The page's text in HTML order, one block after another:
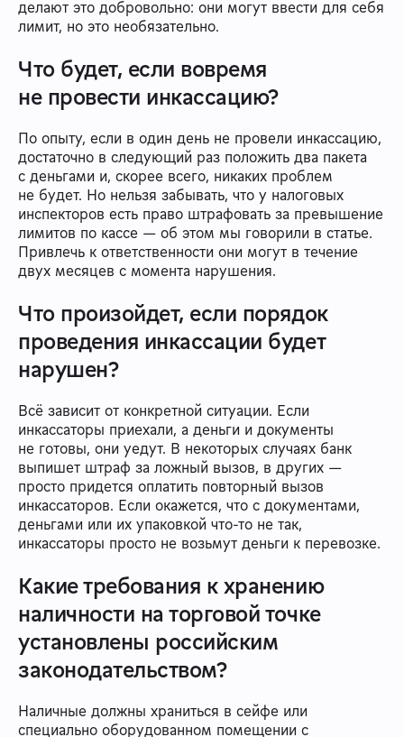
делают это добровольно: они могут ввести для себя
лимит, но это необязательно.
Что будет, если вовремя
не провести инкассацию?
По опыту, если в один день не провели инкассацию,
достаточно в следующий раз положить два пакета
с деньгами и, скорее всего, никаких проблем
не будет. Но нельзя забывать, что у налоговых
инспекторов есть право штрафовать за превышение
лимитов по кассе — об этом мы говорили в статье.
Привлечь к ответственности они могут в течение
двух месяцев с момента нарушения.
Что произойдет, если порядок
проведения инкассации будет
нарушен?
Всё зависит от конкретной ситуации. Если
инкассаторы приехали, а деньги и документы
не готовы, они уедут. В некоторых случаях банк
выпишет штраф за ложный вызов, в других —
просто придется оплатить повторный вызов
инкассаторов. Если окажется, что с документами,
деньгами или их упаковкой что-то не так,
инкассаторы просто не возьмут деньги к перевозке.
Какие требования к хранению
наличности на торговой точке
установлены российским
законодательством?
Наличные должны храниться в сейфе или
специально оборудованном помещении с